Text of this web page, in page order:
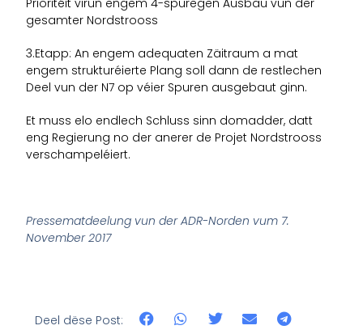
gesamter Nordstrooss
3.Etapp: An engem adequaten Zäitraum a mat
engem strukturéierte Plang soll dann de restlechen
Deel vun der N7 op véier Spuren ausgebaut ginn.
Et muss elo endlech Schluss sinn domadder, datt
eng Regierung no der anerer de Projet Nordstrooss
verschampeléiert.
Pressematdeelung vun der ADR-Norden vum 7.
November 2017
Deel dëse Post: